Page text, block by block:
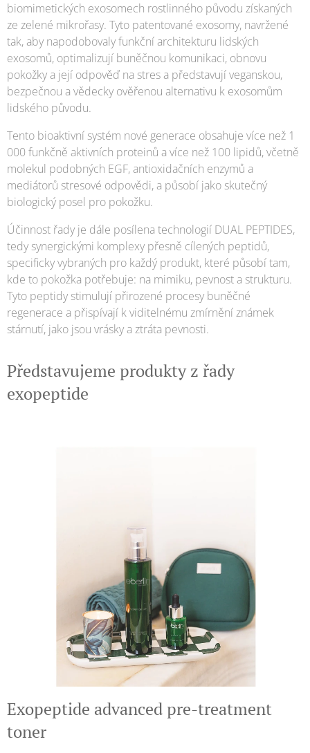
biomimetických exosomech rostlinného původu získaných
ze zelené mikrořasy. Tyto patentované exosomy, navržené
tak, aby napodobovaly funkční architekturu lidských
exosomů, optimalizují buněčnou komunikaci, obnovu
pokožky a její odpověď na stres a představují veganskou,
bezpečnou a vědecky ověřenou alternativu k exosomům
lidského původu.
Tento bioaktivní systém nové generace obsahuje více než 1
000 funkčně aktivních proteinů a více než 100 lipidů, včetně
molekul podobných EGF, antioxidačních enzymů a
mediátorů stresové odpovědi, a působí jako skutečný
biologický posel pro pokožku.
Účinnost řady je dále posílena technologií DUAL PEPTIDES,
tedy synergickými komplexy přesně cílených peptidů,
specificky vybraných pro každý produkt, které působí tam,
kde to pokožka potřebuje: na mimiku, pevnost a strukturu.
Tyto peptidy stimulují přirozené procesy buněčné
regenerace a přispívají k viditelnému zmírnění známek
stárnutí, jako jsou vrásky a ztráta pevnosti.
Představujeme produkty z řady
exopeptide
Exopeptide advanced pre-treatment
toner